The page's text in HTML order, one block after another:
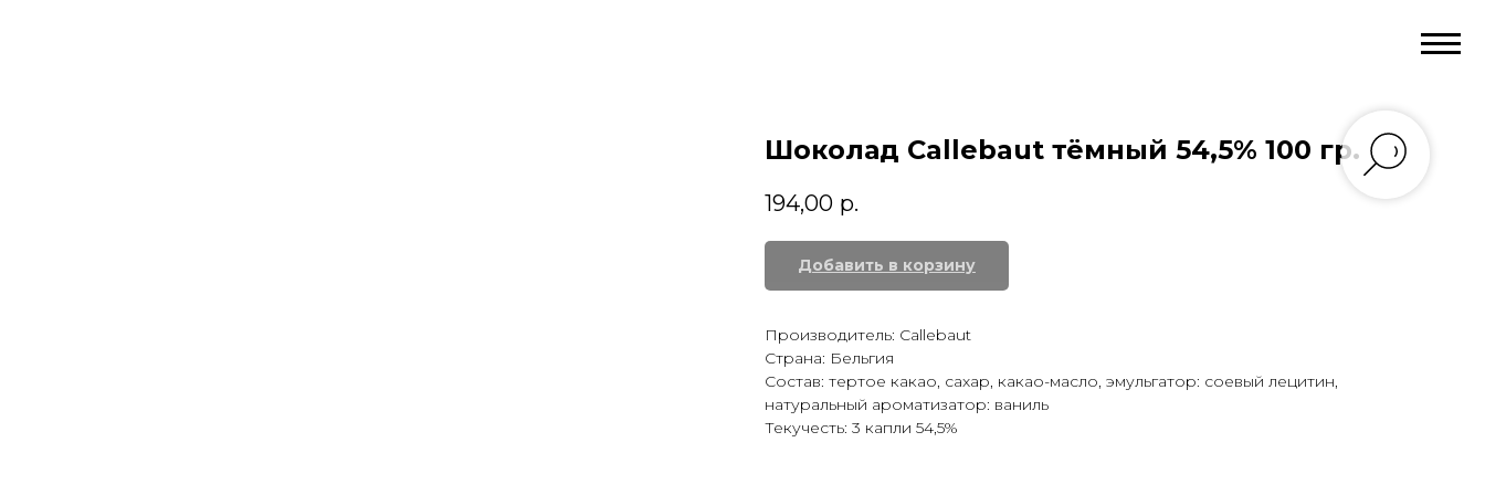
Шоколад Callebaut тёмный 54,5% 100 гр.
194,00 р.
Добавить в корзину
Производитель: Callebaut
Страна: Бельгия
Состав: тертое какао, сахар, какао-масло, эмульгатор: соевый лецитин,
натуральный ароматизатор: ваниль
Текучесть: 3 капли 54,5%